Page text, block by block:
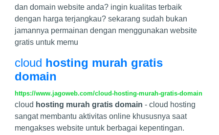
dan domain website anda? ingin kualitas terbaik
dengan harga terjangkau? sekarang sudah bukan
jamannya permainan dengan menggunakan website
gratis untuk memu
cloud hosting murah gratis
domain
https://www.jagoweb.com/cloud-hosting-murah-gratis-domain
cloud hosting murah gratis domain - cloud hosting
sangat membantu aktivitas online khususnya saat
mengakses website untuk berbagai kepentingan.